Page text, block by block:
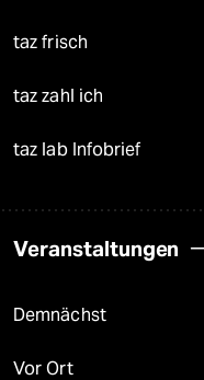
taz frisch
taz zahl ich
taz lab Infobrief
Veranstaltungen
Demnächst
Vor Ort